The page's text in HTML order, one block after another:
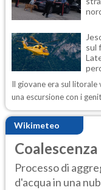
sul
Il giovane era sul litorale
una escursione con i
Wikimeteo
Coalescenza
Processo di
d'acqua in una